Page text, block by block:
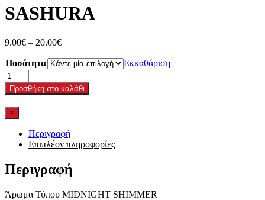
SASHURA
9.00€ – 20.00€Price
9.00€
20.00€
Ποσότητα
Εκκαθάριση
SASHURA
ποσότητα
Προσθήκη στο καλάθι
×
Περιγραφή
Επιπλέον πληροφορίες
Περιγραφή
Άρωμα Τύπου MIDNIGHT SHIMMER